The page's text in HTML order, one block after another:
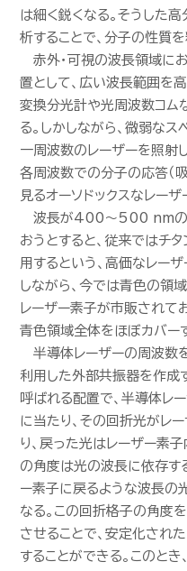
は細く鋭くなる。そうした
析することで、分子の性質
赤外・可視の波長領域に
置として、広い波長範囲を
変換分光計や光周波数コム
る。しかしながら、微弱な
一周波数のレーザーを照射
各周波数での分子の応答（
見るオーソドックスなレーザ
波長が400～500 nmの
おうとすると、従来ではチタ
用するという、高価なレー
しながら、今では青色の領
レーザー素子が市販されて
青色領域全体をほぼカバー
半導体レーザーの周波数
利用した外部共振器を作成
呼ばれる配置で、半導体レ
に当たり、その回折光がレ
り、戻った光はレーザー素
の角度は光の波長に依存す
ー素子に戻るような波長の
なる。この回折格子の角度
させることで、安定化され
することができる。このと